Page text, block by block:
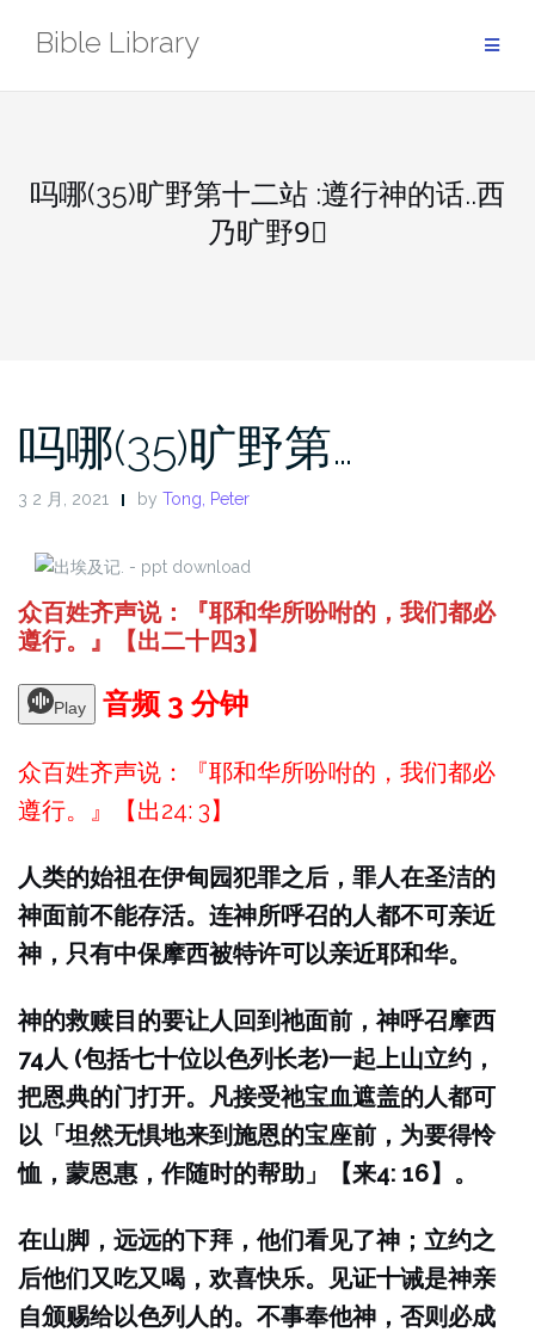
Bible Library
吗哪(35)旷野第十二站 :遵行神的话..西
乃旷野9⃣️
吗哪(35)旷野第…
3 2 月, 2021 by Tong, Peter
众百姓齐声说：『耶和华所吩咐的，我们都必
遵行。』【出二十四3】
Play 音频 3 分钟
众百姓齐声说：『耶和华所吩咐的，我们都必
遵行。』【出24: 3】
人类的始祖在伊甸园犯罪之后，罪人在圣洁的
神面前不能存活。连神所呼召的人都不可亲近
神，只有中保摩西被特许可以亲近耶和华。
神的救赎目的要让人回到祂面前，神呼召摩西
74人 (包括七十位以色列长老)一起上山立约，
把恩典的门打开。凡接受祂宝血遮盖的人都可
以「坦然无惧地来到施恩的宝座前，为要得怜
恤，蒙恩惠，作随时的帮助」【来4: 16】。
在山脚，远远的下拜，他们看见了神；立约之
后他们又吃又喝，欢喜快乐。见证十诫是神亲
自颁赐给以色列人的。不事奉他神，否则必成